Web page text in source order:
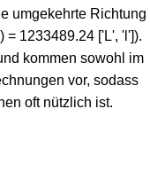
umgekehrte Richtung
= 1233489.24 ['L', 'l']).
kommen sowohl im
vor, sodass
oft nützlich ist.